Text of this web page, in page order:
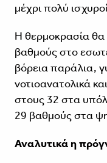
μέχρι πολύ
Η θερμοκρασία θα
βαθμούς στο
βόρεια παράλια,
νοτιοανατολικά
στους 32 στα
29 βαθμούς στα
Αναλυτικά η